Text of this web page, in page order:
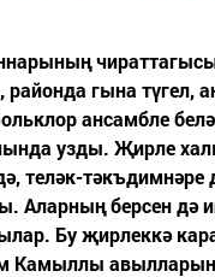
гына түгел,
ансамбле
узды. Җирле
теләк-
Аларның берсен дә
Бу җирлеккә
Камыллы